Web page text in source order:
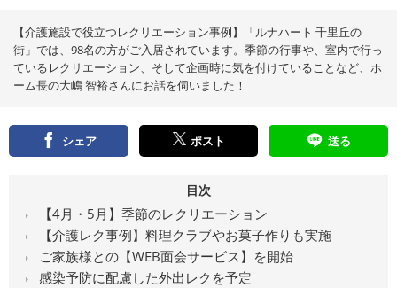
【介護施設で役立つレクリエーション事例】「ルナハート 千里丘の
街」では、98名の方がご入居されています。季節の行事や、室内で行っ
ているレクリエーション、そして企画時に気を付けていることなど、ホ
ーム長の大嶋 智裕さんにお話を伺いました！
シェア ポスト 送る
目次
【4月・5月】季節のレクリエーション
【介護レク事例】料理クラブやお菓子作りも実施
ご家族様との【WEB面会サービス】を開始
感染予防に配慮した外出レクを予定